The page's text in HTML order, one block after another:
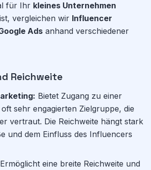
für Ihr kleines Unternehmen
vergleichen wir Influencer
Ads anhand verschiedener
Reichweite
Bietet Zugang zu einer
sehr engagierten Zielgruppe, die
vertraut. Die Reichweite hängt stark
und dem Einfluss des Influencers
Ermöglicht eine breite Reichweite und